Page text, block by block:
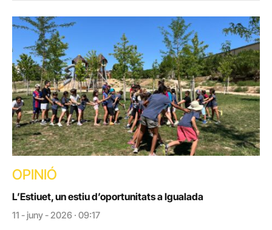
OPINIÓ
L’Estiuet, un estiu d’oportunitats a Igualada
11 - juny - 2026 · 09:17